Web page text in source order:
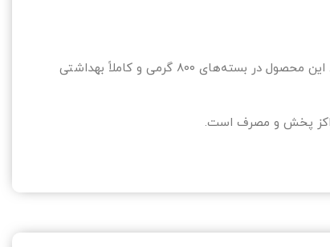
نمک یددار «سودمند» یکی از برندهای معتبر و شناخته‌شده در بازار ایران است که با رعایت کامل استانداردهای بهداشتی و غذایی تولید می‌شود. این محصول در بسته‌های ۸۰۰ گرمی و کاملاً بهداشتی